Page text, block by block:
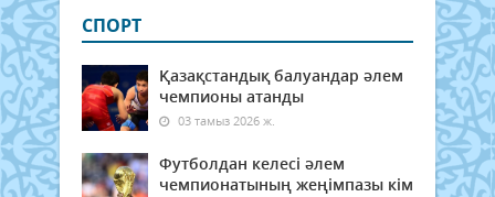
СПОРТ
Қазақстандық балуандар әлем
чемпионы атанды
03 тамыз 2026 ж.
Футболдан келесі әлем
чемпионатының жеңімпазы кім